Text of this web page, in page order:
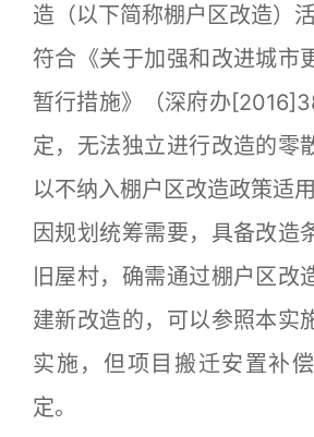
造（以下简称棚户区改造）活
符合《关于加强和改进城市
暂行措施》（深府办
定，无法独立进行改造的零
以不纳入棚户区改造政策适用
因规划统筹需要，具备改造
旧屋村，确需通过棚户区改
建新改造的，可以参照本实
实施，但项目搬迁安置补
定。